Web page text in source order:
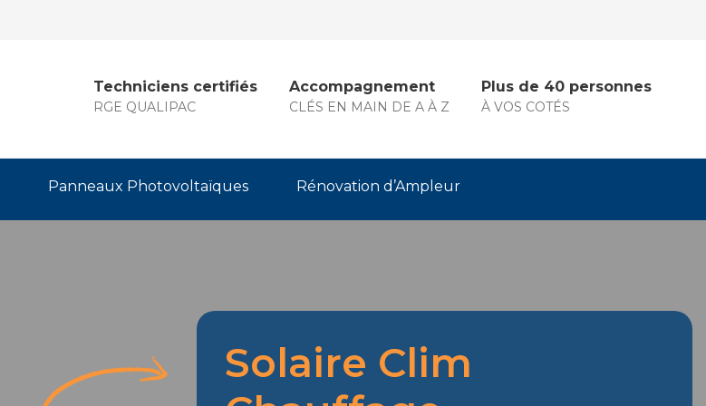
Techniciens certifiés
RGE QUALIPAC
Accompagnement
CLÉS EN MAIN DE A À Z
Plus de 40 personnes
À VOS COTÉS
Panneaux Photovoltaïques Rénovation d’Ampleur
Merci
pour
votre
Solaire Clim